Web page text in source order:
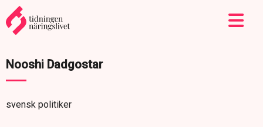
Nooshi Dadgostar
svensk politiker